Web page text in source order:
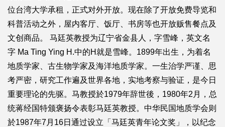
位台湾大学承租，正式对外开放。现在除了开放免费导览和
科普活动之外，屋内客厅、饭厅、书房等也开放贩售餐点及
文创商品。 马廷英教授为辽宁省金县人，字雪峰，英文名
字 Ma Ting Ying H.中的H就是雪峰。1899年出生，为着名
地质学家、古生物学家及海洋地质学家。一生治学严谨、思
考严密，研究工作遍及世界各地，实地考察与验证，是今日
重要理论的先驱。马教授於1979年辞世後，1980年2月，总
统蒋经国特颁褒扬令表彰马廷英教授。中华民国地质学会则
於1987年7月16日通过设立「马廷英青年论文奖」，以纪念